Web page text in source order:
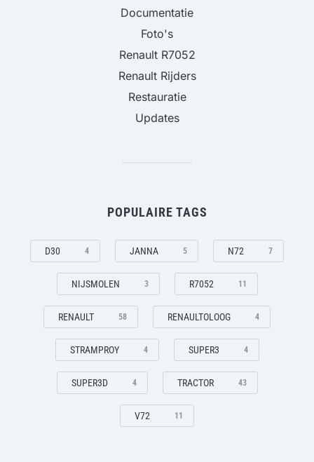
Documentatie
Foto's
Renault R7052
Renault Rijders
Restauratie
Updates
POPULAIRE TAGS
D30 4 JANNA 5 N72 7
NIJSMOLEN 3 R7052 11
RENAULT 58 RENAULTOLOOG 4
STRAMPROY 4 SUPER3 4
SUPER3D 4 TRACTOR 43
V72 11